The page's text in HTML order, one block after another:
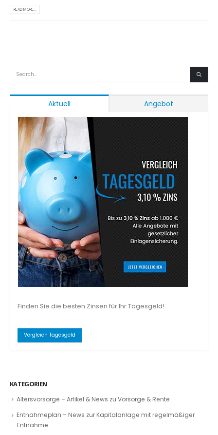
READ MORE...
Aktuell Angebot
Finden Sie die besten Zinsen für Ihr Tagesgeld!
Vergleich Tagesgeld
KATEGORIEN
Altersvorsorge – Artikel & News zu Vorsorge & Rente
Entnahmeplan – News zur Kapitalanlage mit regelmäßiger
Entnahme